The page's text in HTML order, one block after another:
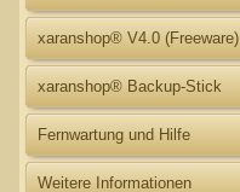
xaranshop® V4.0 (Freeware)
xaranshop® Backup-Stick
Fernwartung und Hilfe
Weitere Informationen